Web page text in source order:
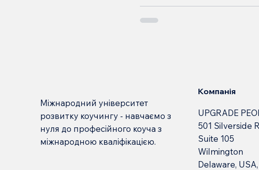
Міжнародний університет
розвитку коучингу - навчаємо з
нуля до професійного коуча з
міжнародною кваліфікацією.
Компанія
UPGRADE
501 Silverside
Suite 105
Wilmington
Delaware,